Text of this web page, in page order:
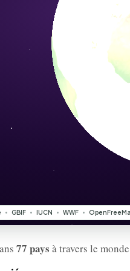
77 pays à travers le